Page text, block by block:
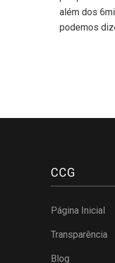
além dos
podemos
CCG
Página Inicial
Transparência
Blog